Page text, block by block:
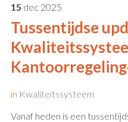
15 dec 2025
Tussentijdse
in Kwaliteitssysteem
Vanaf heden is een